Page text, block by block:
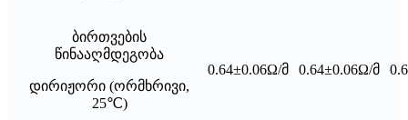
ბირთვების
წინააღმდეგობა
დირიჟორი (ორმხრივი,
25℃)
0.64±0.06Ω/მ 0.64±0.06Ω/მ